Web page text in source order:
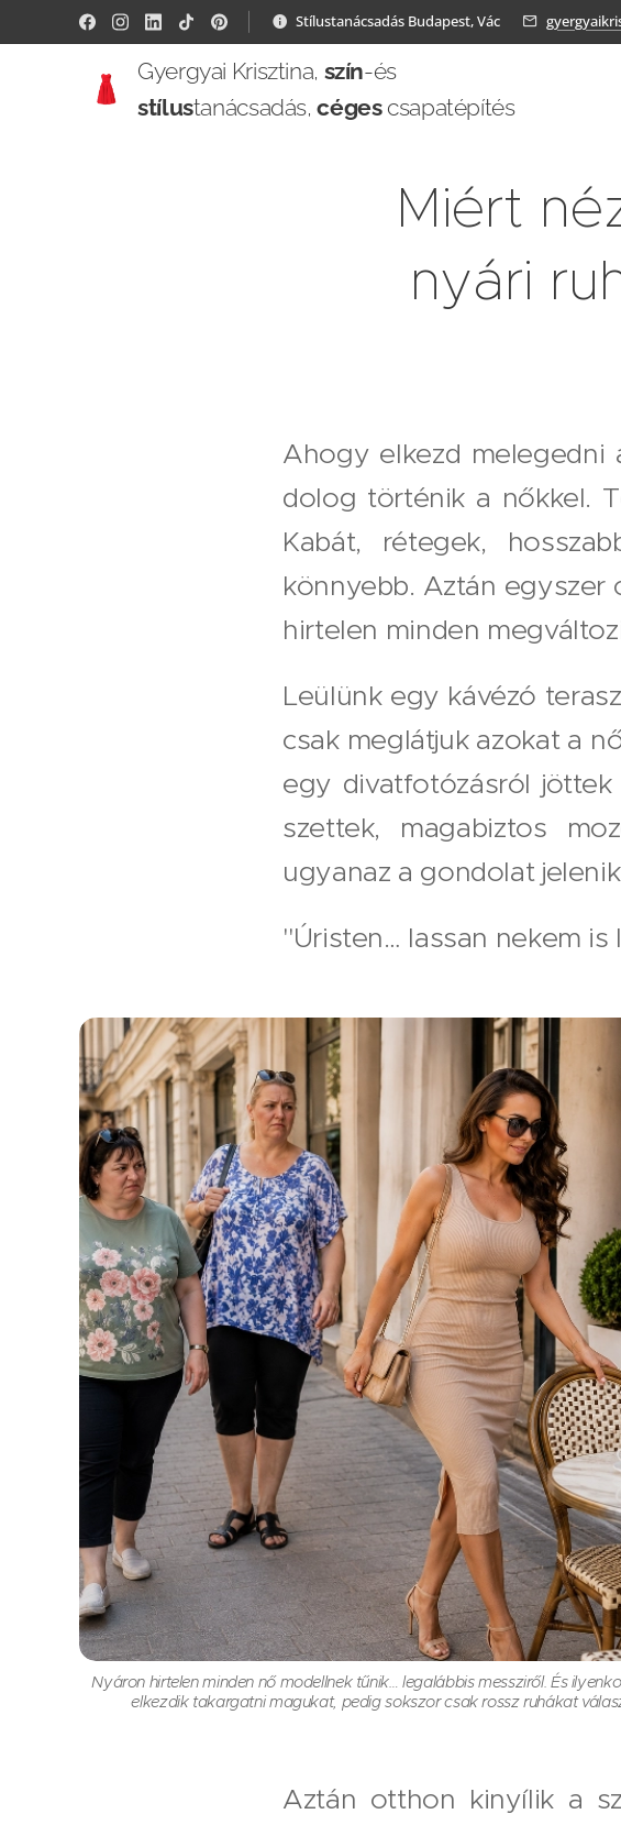
Stílustanácsadás Budapest, Vác
Gyergyai Krisztina, szín-és
stílustanácsadás,cégescsapatépítés
Miért
nyári
Ahogy elkezd melegedni
dolog történik a nőkkel.
Kabát, rétegek,
könnyebb. Aztán egyszer
hirtelen minden
Leülünk egy kávézó
csak meglátjuk azokat a
egy divatfotózásról
szettek, magabiztos
ugyanaz a gondolat
"Úristen… lassan nekem
Nyáron hirtelen minden nő modellnek tűnik… legalábbis messziről. És
elkezdik takargatni magukat, pedig sokszor csak rossz ruhákat
Aztán otthon kinyílik a